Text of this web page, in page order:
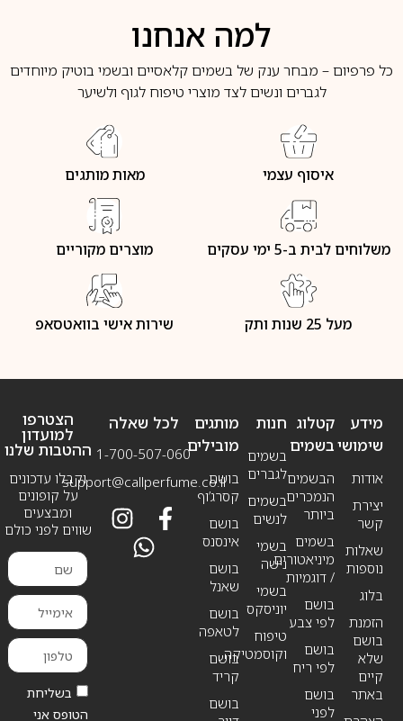
למה אנחנו
כל פרפיום – מבחר ענק של בשמים קלאסיים ובשמי בוטיק מיוחדים
לגברים ונשים לצד מוצרי טיפוח לגוף ולשיער
איסוף עצמי מאות מותגים
משלוחים לבית ב-5 ימי עסקים מוצרים מקוריים
מעל 25 שנות ותק שירות אישי בוואטסאפ
מידע
שימושי
אודות
יצירת
קשר
שאלות
נוספות
בלוג
הזמנת
בושם
שלא
קיים
באתר
חנות
בשמים
לגברים
בשמים
לנשים
בשמי
נישה
בשמי
יוניסקס
טיפוח
וקוסמטיקה
קטלוג
בשמים
הבשמים
הנמכרים
ביותר
בשמים
מיניאטורים
/ דוגמיות
בושם
לפי צבע
בושם
לפי ריח
בושם
לפני
מותגים
מובילים
בושם
קסרג’וף
בושם
אינסנס
בושם
שאנל
בושם
לטאפה
בושם
קריד
בושם
לכל שאלה
1-700-507-060
support@callperfume.co.il
הצטרפו
למועדון
ההטבות שלנו
וקבלו עדכונים
על קופונים
ומבצעים
שווים לפני כולם
בשליחת
הטופס אני